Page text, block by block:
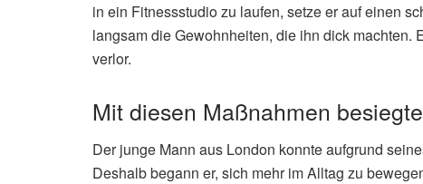
in ein Fitnessstudio zu laufen, setze er auf einen
langsam die Gewohnheiten, die ihn dick machten.
verlor.
Mit diesen Maßnahmen
Der junge Mann aus London konnte aufgrund
Deshalb begann er, sich mehr im Alltag zu